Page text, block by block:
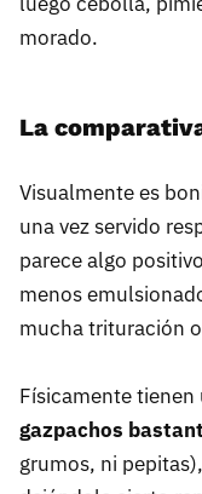
morado.
La
Visualmente es
una vez servido
parece algo
menos
mucha trituración
Físicamente
gazpachos
grumos, ni